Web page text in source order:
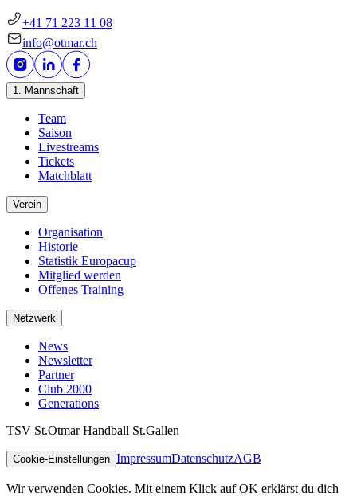
+41 71 223 11 08
info@otmar.ch
1. Mannschaft
Team
Saison
Livestreams
Tickets
Matchblatt
Verein
Organisation
Historie
Statistik Europacup
Mitglied werden
Offenes Training
Netzwerk
News
Newsletter
Partner
Club 2000
Generations
TSV St.Otmar Handball St.Gallen
Cookie-Einstellungen ImpressumDatenschutzAGB
Wir verwenden Cookies. Mit einem Klick auf OK erklärst du dich